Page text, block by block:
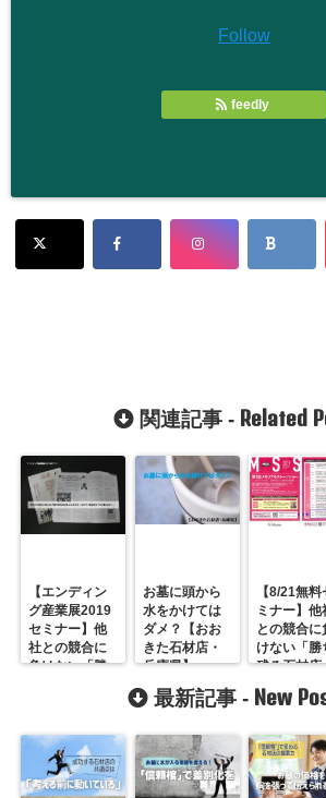
Follow
feedly
関連記事 - Related
【エンディン
グ産業展2019
セミナー】他
社との競合に
負けない「勝
客満足”が必要
なのか？～
講師：㈱第一
お墓に頭から
水をかけては
ダメ？【おお
きた石材店・
兵庫県】
【8/21無料
ミナー】他
との競合に
けない「勝
残る石材店
になる方法/
回メモリア
ー
最新記事 - New